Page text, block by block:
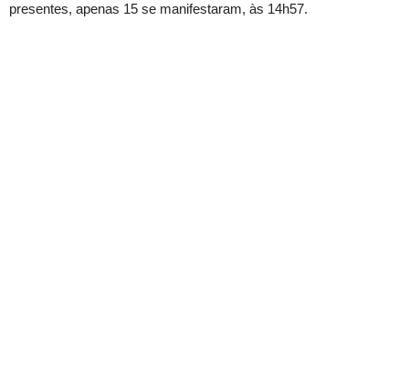
presentes, apenas 15 se manifestaram, às 14h57.